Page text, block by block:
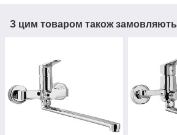
З цим товаром також замовляють